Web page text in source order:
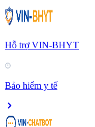
Hỗ trợ VIN-BHYT
Bảo hiểm y tế